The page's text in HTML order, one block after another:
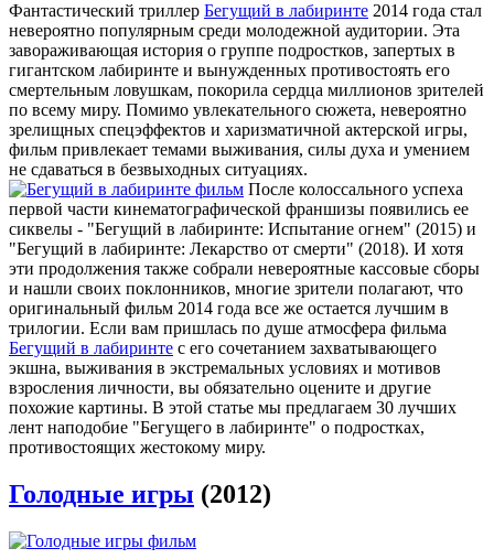
Фантастический триллер Бегущий в лабиринте 2014 года стал
невероятно популярным среди молодежной аудитории. Эта
завораживающая история о группе подростков, запертых в
гигантском лабиринте и вынужденных противостоять его
смертельным ловушкам, покорила сердца миллионов зрителей
по всему миру. Помимо увлекательного сюжета, невероятно
зрелищных спецэффектов и харизматичной актерской игры,
фильм привлекает темами выживания, силы духа и умением
не сдаваться в безвыходных ситуациях.
После колоссального успеха
первой части кинематографической франшизы появились ее
сиквелы - "Бегущий в лабиринте: Испытание огнем" (2015) и
"Бегущий в лабиринте: Лекарство от смерти" (2018). И хотя
эти продолжения также собрали невероятные кассовые сборы
и нашли своих поклонников, многие зрители полагают, что
оригинальный фильм 2014 года все же остается лучшим в
трилогии. Если вам пришлась по душе атмосфера фильма
Бегущий в лабиринте с его сочетанием захватывающего
экшна, выживания в экстремальных условиях и мотивов
взросления личности, вы обязательно оцените и другие
похожие картины. В этой статье мы предлагаем 30 лучших
лент наподобие "Бегущего в лабиринте" о подростках,
противостоящих жестокому миру.
Голодные игры (2012)